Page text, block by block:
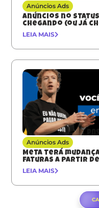
Anúncios Ads
Anúncios no
chegando (ou já
LEIA MAIS
Anúncios Ads
Meta terá
faturas a partir de
LEIA MAIS